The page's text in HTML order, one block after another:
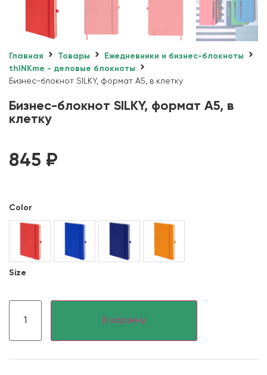
Главная Товары
Ежедневники и бизнес-блокноты
thINKme - деловые блокноты
Бизнес-блокнот SILKY, формат А5, в клетку
Бизнес-блокнот SILKY, формат А5, в
клетку
845 ₽
Color
Size
В корзину